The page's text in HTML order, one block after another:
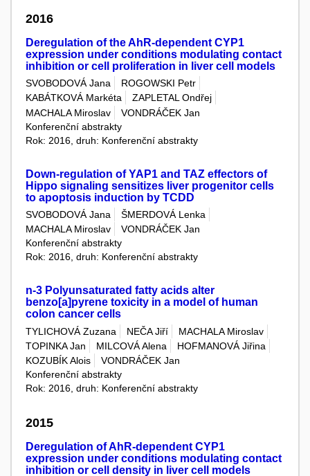
2016
Deregulation of the AhR-dependent CYP1
expression under conditions modulating contact
inhibition or cell proliferation in liver cell models
SVOBODOVÁ Jana
ROGOWSKI Petr
KABÁTKOVÁ Markéta
ZAPLETAL Ondřej
MACHALA Miroslav
VONDRÁČEK Jan
Konferenční abstrakty
Rok: 2016, druh: Konferenční abstrakty
Down-regulation of YAP1 and TAZ effectors of
Hippo signaling sensitizes liver progenitor cells
to apoptosis induction by TCDD
SVOBODOVÁ Jana
ŠMERDOVÁ Lenka
MACHALA Miroslav
VONDRÁČEK Jan
Konferenční abstrakty
Rok: 2016, druh: Konferenční abstrakty
n-3 Polyunsaturated fatty acids alter
benzo[a]pyrene toxicity in a model of human
colon cancer cells
TYLICHOVÁ Zuzana NEČA Jiří
MACHALA Miroslav
TOPINKA Jan
MILCOVÁ Alena
HOFMANOVÁ Jiřina
KOZUBÍK Alois
VONDRÁČEK Jan
Konferenční abstrakty
Rok: 2016, druh: Konferenční abstrakty
2015
Deregulation of AhR-dependent CYP1
expression under conditions modulating contact
inhibition or cell density in liver cell models